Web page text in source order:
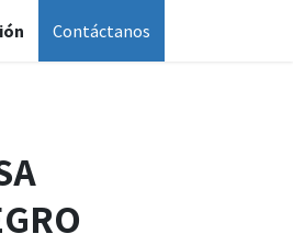
Contáctanos